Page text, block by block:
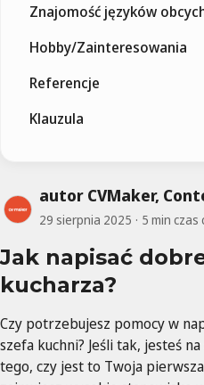
autor CVMaker,
29 sierpnia 2025 5 min czas
Jak napisać
kucharza?
Czy potrzebujesz pomocy w
szefa kuchni? Jeśli tak, jesteś
tego, czy jest to Twoja
Znajomość języków
Hobby/Zainteresowania
Referencje
Klauzula